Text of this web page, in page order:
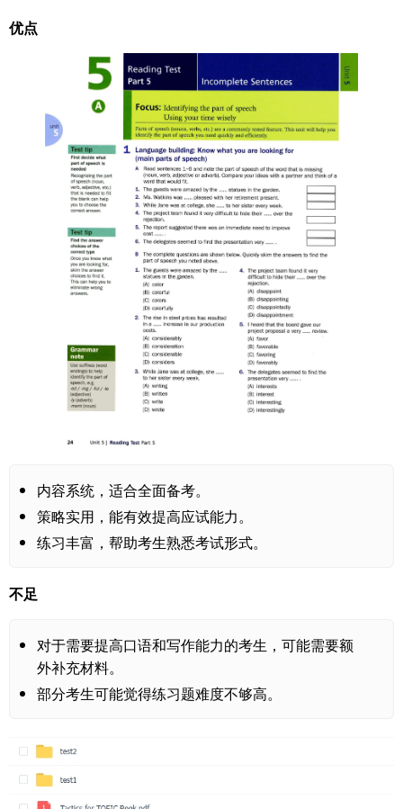
优点
内容系统，适合全面备考。
策略实用，能有效提高应试能力。
练习丰富，帮助考生熟悉考试形式。
不足
对于需要提高口语和写作能力的考生，可能需要额
外补充材料。
部分考生可能觉得练习题难度不够高。